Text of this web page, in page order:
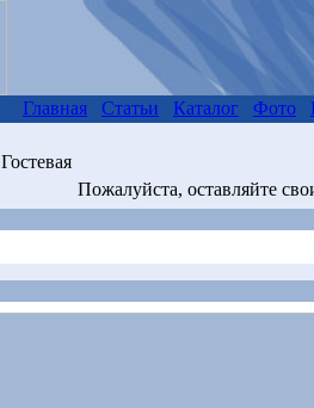
Главная Статьи Каталог Фото
Гостевая
Пожалуйста, оставляйте